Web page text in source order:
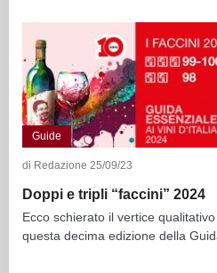
Guide
di Redazione 25/09/23
Doppi e tripli “faccini” 2024
Ecco schierato il vertice
questa decima edizione della